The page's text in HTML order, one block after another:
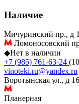
Наличие
Мичуринский пр., д
Ломоносовский
◆Нет в наличии
+7 (985) 761-63-24
vinoteki.ru@yandex.ru
Воротынская ул., д 16
Планерная